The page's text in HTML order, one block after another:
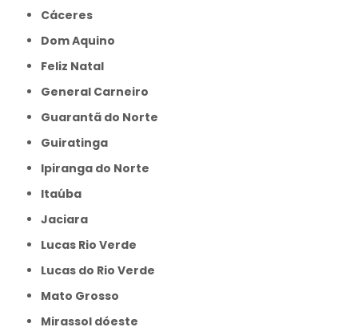
Cáceres
Dom Aquino
Feliz Natal
General Carneiro
Guarantã do Norte
Guiratinga
Ipiranga do Norte
Itaúba
Jaciara
Lucas Rio Verde
Lucas do Rio Verde
Mato Grosso
Mirassol dóeste